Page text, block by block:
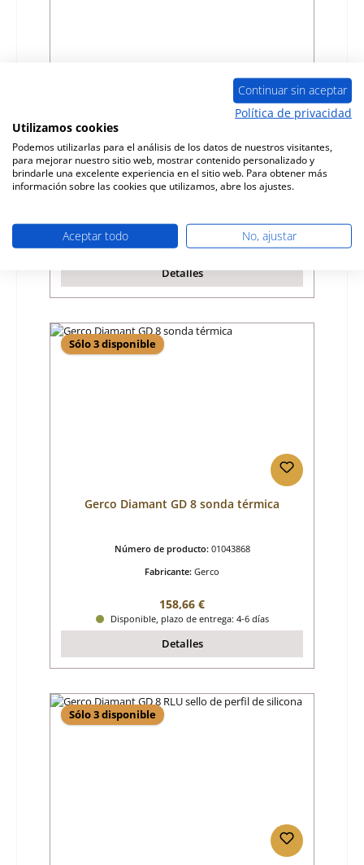
Gerco Diamant GD 8 Excelsior forro de la
cámara de combustión
Número de producto:01032394
Precio normal:
tiempo de entrega aprox. 2-3 semanas
Detalles
Sólo 3 disponible
Gerco Diamant GD 8 sonda térmica
Número de producto: 01043868
Fabricante: Gerco
Precio normal:
158,66 €
Disponible, plazo de entrega: 4-6 días
Detalles
Sólo 3 disponible
Continuar sin aceptar
Política de privacidad
Utilizamos cookies
Podemos utilizarlas para el análisis de los datos de nuestros visitantes,
para mejorar nuestro sitio web, mostrar contenido personalizado y
brindarle una excelente experiencia en el sitio web. Para obtener más
información sobre las cookies que utilizamos, abre los ajustes.
Aceptar todo No, ajustar